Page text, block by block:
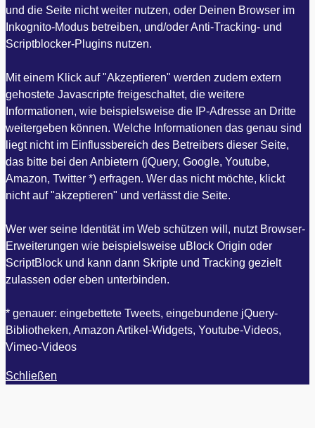
und die Seite nicht weiter nutzen, oder Deinen Browser im
Inkognito-Modus betreiben, und/oder Anti-Tracking- und
Scriptblocker-Plugins nutzen.
Mit einem Klick auf "Akzeptieren" werden zudem extern
gehostete Javascripte freigeschaltet, die weitere
Informationen, wie beispielsweise die IP-Adresse an Dritte
weitergeben können. Welche Informationen das genau sind
liegt nicht im Einflussbereich des Betreibers dieser Seite,
das bitte bei den Anbietern (jQuery, Google, Youtube,
Amazon, Twitter *) erfragen. Wer das nicht möchte, klickt
nicht auf "akzeptieren" und verlässt die Seite.
Wer wer seine Identität im Web schützen will, nutzt Browser-
Erweiterungen wie beispielsweise uBlock Origin oder
ScriptBlock und kann dann Skripte und Tracking gezielt
zulassen oder eben unterbinden.
* genauer: eingebettete Tweets, eingebundene jQuery-
Bibliotheken, Amazon Artikel-Widgets, Youtube-Videos,
Vimeo-Videos
Schließen